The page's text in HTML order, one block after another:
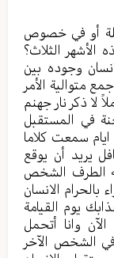
أو في خصوص
الثلاث؟
وجوده بين
متوالية الأمر
لا ذكر نار جهنم
في المستقبل
ايام سمعت كلاما
يريد أن يوقع
الطرف الشخص
بالحرام الانسان
يوم القيامة
وانا أتحمل
في الشخص الآخر